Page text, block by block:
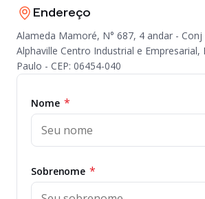
Endereço
Alameda Mamoré, N° 687, 4 andar - Conj
Alphaville Centro Industrial e Empresarial,
Paulo - CEP: 06454-040
Nome *
Sobrenome *